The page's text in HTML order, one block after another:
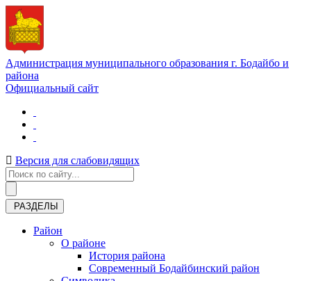
Администрация муниципального образования г. Бодайбо и
района
Официальный сайт
Версия для слабовидящих
РАЗДЕЛЫ
Район
О районе
История района
Современный Бодайбинский район